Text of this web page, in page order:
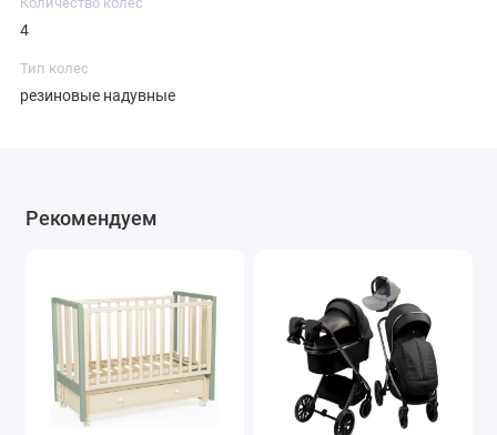
4
Тип колес
резиновые надувные
Рекомендуем